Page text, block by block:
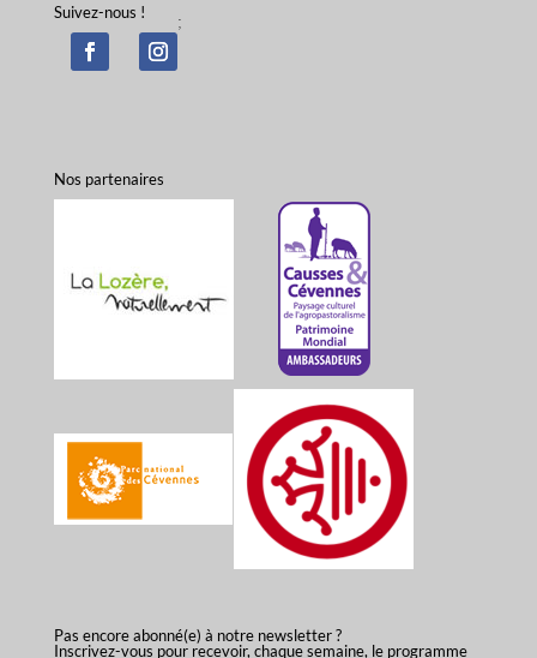
Suivez-nous ! ;
Nos partenaires
Pas encore abonné(e) à notre newsletter ?
Inscrivez-vous pour recevoir, chaque semaine, le programme